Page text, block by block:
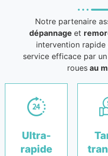
Notre partenaire
dépannageet
intervention rapide
service efficace par
roues au
Ultra-
rapide